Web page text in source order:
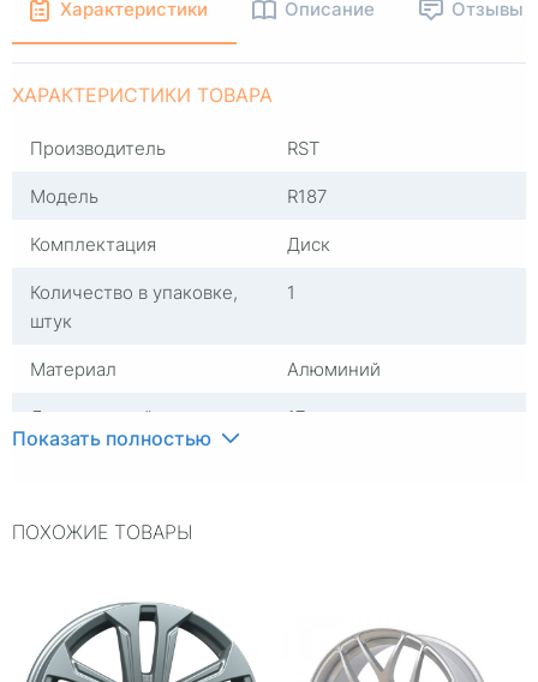
Характеристики Описание Отзывы
ХАРАКТЕРИСТИКИ ТОВАРА
Производитель
RST
Модель
R187
Комплектация
Диск
Количество в упаковке,
штук
1
Материал
Алюминий
Диаметр, дюймы
17
Вылет
ЦО
63,4
Показать полностью
ПОХОЖИЕ ТОВАРЫ